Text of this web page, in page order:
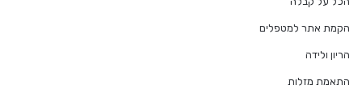
הקמת אתר למטפלים
הריון ולידה
התאמת מזלות